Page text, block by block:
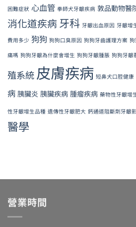
困難症狀 心血管 拳師犬牙齦疾病 敦品動物醫
消化道疾病 牙科 牙齦出血原因 牙齦增
費用多少 狗狗 狗狗口臭原因 狗狗牙齒護理方案
痛嗎 狗狗牙齦為什麼會增生 狗狗牙齦腫脹 狗狗牙齦
殖系統皮膚疾病 短鼻犬口腔健康
病 胰臟炎 胰臟疾病 腫瘤疾病 藥物性牙齦增
性牙齦增生品種 遺傳性牙齦肥大 鈣通道阻斷劑牙齦
醫學
營業時間